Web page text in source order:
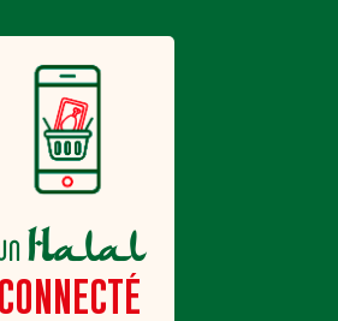
Halal
CONNECTÉ